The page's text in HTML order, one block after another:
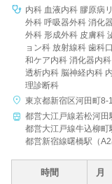
内科 血液内科 膠原病
外科 呼吸器外科 消化
外科 形成外科 皮膚科
ョン科 放射線科 歯科
和ケア内科 消化器内
透析内科 脳神経内科
理診断科
東京都新宿区河田町8-1
都営大江戸線若松河
都営大江戸線牛込柳
都営新宿線曙橋駅（
時間 月